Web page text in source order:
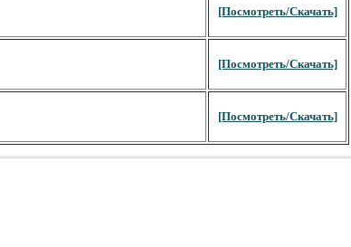
[Посмотреть/Скачать]
[Посмотреть/Скачать]
[Посмотреть/Скачать]